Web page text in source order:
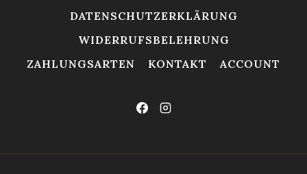
DATENSCHUTZERKLÄRUNG
WIDERRUFSBELEHRUNG
ZAHLUNGSARTEN
KONTAKT ACCOUNT